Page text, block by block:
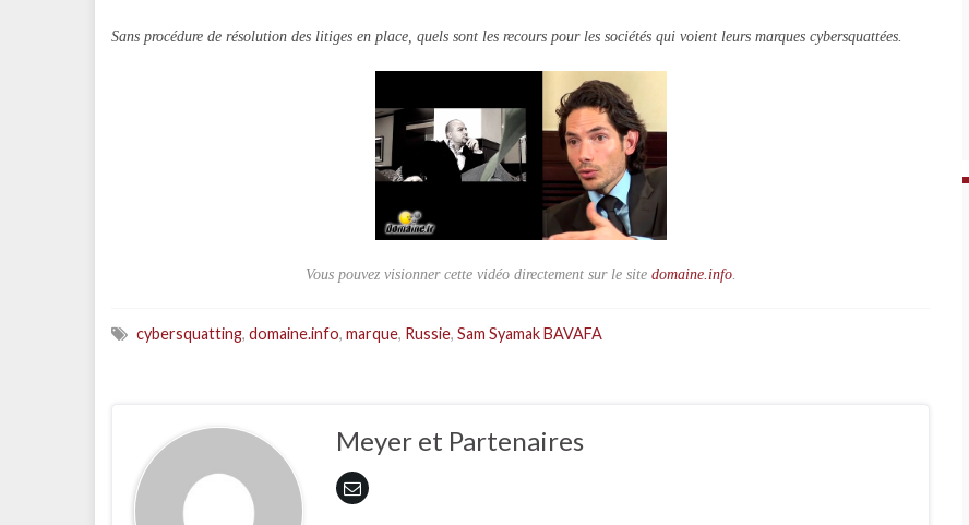
Sans procédure de résolution des litiges en place, quels sont les recours pour les sociétés qui voient leurs marques cybersquattées.
Vous pouvez visionner cette vidéo directement sur le site domaine.info.
cybersquatting, domaine.info, marque, Russie, Sam Syamak BAVAFA
Meyer et Partenaires